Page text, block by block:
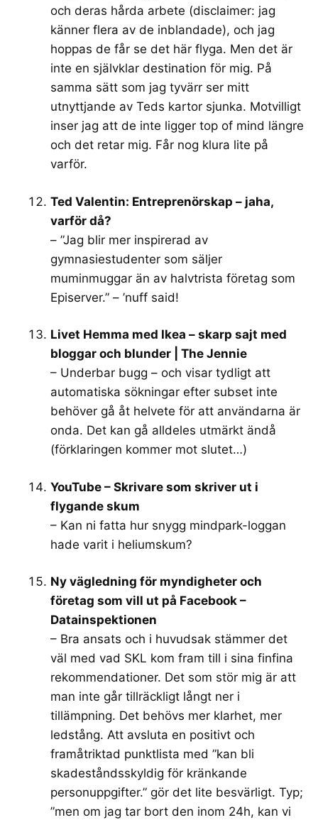
och deras hårda arbete (disclaimer: jag
känner flera av de inblandade), och jag
hoppas de får se det här flyga. Men det är
inte en självklar destination för mig. På
samma sätt som jag tyvärr ser mitt
utnyttjande av Teds kartor sjunka. Motvilligt
inser jag att de inte ligger top of mind längre
och det retar mig. Får nog klura lite på
varför.
Ted Valentin: Entreprenörskap – jaha,
varför då?
– ”Jag blir mer inspirerad av
gymnasiestudenter som säljer
muminmuggar än av halvtrista företag som
Episerver.” – ’nuff said!
Livet Hemma med Ikea – skarp sajt med
bloggar och blunder | The Jennie
– Underbar bugg – och visar tydligt att
automatiska sökningar efter subset inte
behöver gå åt helvete för att användarna är
onda. Det kan gå alldeles utmärkt ändå
(förklaringen kommer mot slutet…)
YouTube – Skrivare som skriver ut i
flygande skum
– Kan ni fatta hur snygg mindpark-loggan
hade varit i heliumskum?
Ny vägledning för myndigheter och
företag som vill ut på Facebook –
Datainspektionen
– Bra ansats och i huvudsak stämmer det
väl med vad SKL kom fram till i sina finfina
rekommendationer. Det som stör mig är att
man inte går tillräckligt långt ner i
tillämpning. Det behövs mer klarhet, mer
ledstång. Att avsluta en positivt och
framåtriktad punktlista med ”kan bli
skadeståndsskyldig för kränkande
personuppgifter.” gör det lite besvärligt. Typ;
”men om jag tar bort den inom 24h, kan vi